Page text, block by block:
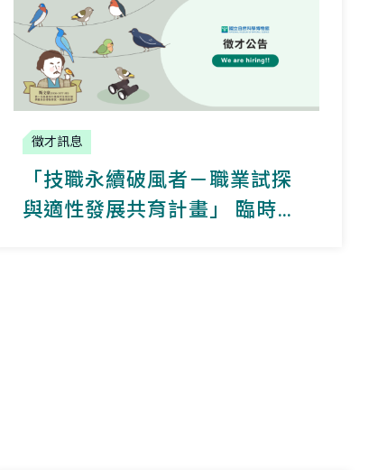
徵才訊息
「技職永續破風者－職業試探
與適性發展共育計畫」 臨時人